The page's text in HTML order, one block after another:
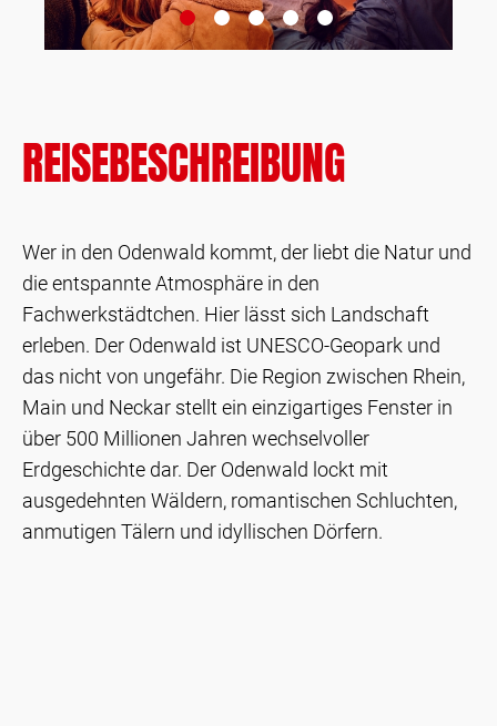
REISEBESCHREIBUNG
Wer in den Odenwald kommt, der liebt die Natur und
die entspannte Atmosphäre in den
Fachwerkstädtchen. Hier lässt sich Landschaft
erleben. Der Odenwald ist UNESCO-Geopark und
das nicht von ungefähr. Die Region zwischen Rhein,
Main und Neckar stellt ein einzigartiges Fenster in
über 500 Millionen Jahren wechselvoller
Erdgeschichte dar. Der Odenwald lockt mit
ausgedehnten Wäldern, romantischen Schluchten,
anmutigen Tälern und idyllischen Dörfern.